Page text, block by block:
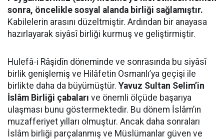
sonra, öncelikle sosyal alanda birliği sağlamıştır.
Kabilelerin arasını düzeltmiştir. Ardından bir anayasa
hazırlayarak siyâsî birliği kurmuş ve geliştirmiştir.
Hulefâ-i Râşidîn döneminde ve sonrasında bu siyâsî
birlik genişlemiş ve Hilâfetin Osmanlı’ya geçişi ile
birlikte daha da büyümüştür. Yavuz Sultan Selim’in
İslâm Birliği çabaları ve önemli ölçüde başarıya
ulaşması bunu göstermektedir. Bu dönem İslâm’ın
muzafferiyet yılları olmuştur. Ancak daha sonraları
İslâm birliği parçalanmış ve Müslümanlar güven ve